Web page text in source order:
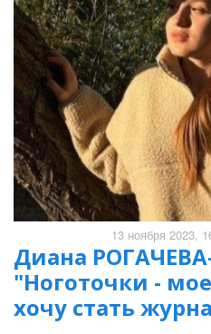
13 ноября 2023,
Диана
"Ноготочки -
хочу стать